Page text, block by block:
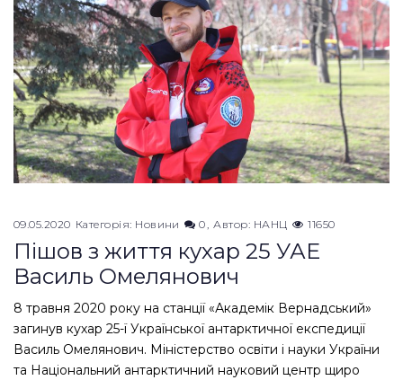
09.05.2020
09.05.2020 Категорія: Новини 0 Автор: НАНЦ 11650
Пішов з життя кухар 25 УАЕ
Василь Омелянович
8 травня 2020 року на станції «Академік Вернадський»
загинув кухар 25-ї Української антарктичної експедиції
Василь Омелянович. Міністерство освіти і науки України
та Національний антарктичний науковий центр щиро